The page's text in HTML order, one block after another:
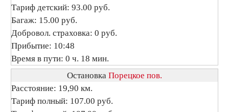
Тариф детский: 93.00 руб.
Багаж: 15.00 руб.
Добровол. страховка: 0 руб.
Прибытие: 10:48
Время в пути: 0 ч. 18 мин.
Остановка Порецкое пов.
Расстояние: 19,90 км.
Тариф полный: 107.00 руб.